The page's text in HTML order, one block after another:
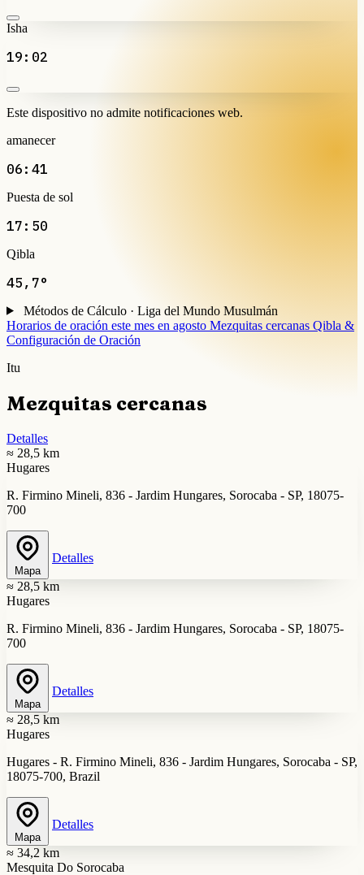
Isha
19:02
Este dispositivo no admite notificaciones web.
amanecer
06:41
Puesta de sol
17:50
Qibla
45,7°
Métodos de Cálculo · Liga del Mundo Musulmán
Horarios de oración este mes en agosto Mezquitas cercanas Qibla &
Configuración de Oración
Itu
Mezquitas cercanas
Detalles
≈ 28,5 km
Hugares
R. Firmino Mineli, 836 - Jardim Hungares, Sorocaba - SP, 18075-
700
Mapa
Detalles
≈ 28,5 km
Hugares
R. Firmino Mineli, 836 - Jardim Hungares, Sorocaba - SP, 18075-
700
Mapa
Detalles
≈ 28,5 km
Hugares
Hugares - R. Firmino Mineli, 836 - Jardim Hungares, Sorocaba - SP,
18075-700, Brazil
Mapa
Detalles
≈ 34,2 km
Mesquita Do Sorocaba